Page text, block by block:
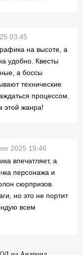
03:45
на высоте, а
удобно. Квесты
а боссы
технические
процессом.
этой жанра!
2025 19:46
впечатляет, а
персонажа и
сюрпризов.
но это не портит
всем